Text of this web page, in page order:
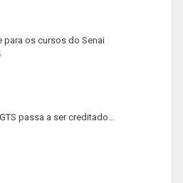
para os cursos do Senai
passa a ser creditado...